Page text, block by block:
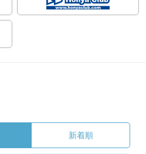
新着順